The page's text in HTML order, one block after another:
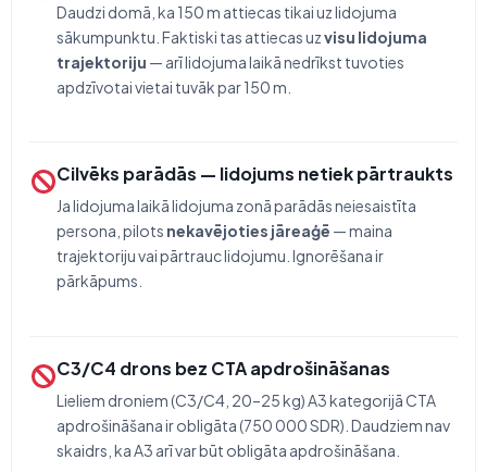
Daudzi domā, ka 150 m attiecas tikai uz lidojuma
sākumpunktu. Faktiski tas attiecas uzvisu lidojuma
trajektoriju — arī lidojuma laikā nedrīkst tuvoties
apdzīvotai vietai tuvāk par 150 m.
Cilvēks parādās — lidojums netiek pārtraukts
Ja lidojuma laikā lidojuma zonā parādās neiesaistīta
persona, pilots nekavējoties jāreaģē — maina
trajektoriju vai pārtrauc lidojumu. Ignorēšana ir
pārkāpums.
C3/C4 drons bez CTA apdrošināšanas
Lieliem droniem (C3/C4, 20–25 kg) A3 kategorijā CTA
apdrošināšana ir obligāta (750 000 SDR). Daudziem nav
skaidrs, ka A3 arī var būt obligāta apdrošināšana.